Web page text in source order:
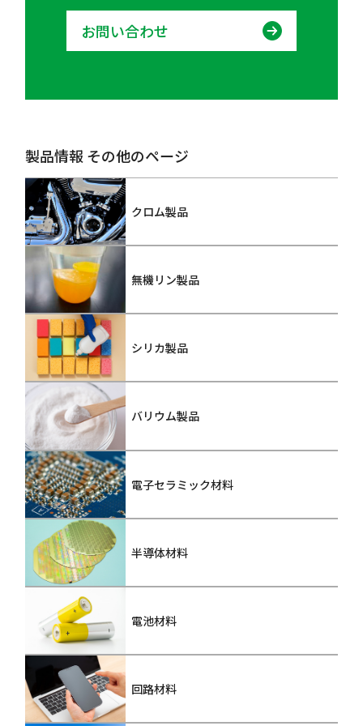
お問い合わせ
製品情報 その他のページ
クロム製品
無機リン製品
シリカ製品
バリウム製品
電子セラミック材料
半導体材料
電池材料
回路材料